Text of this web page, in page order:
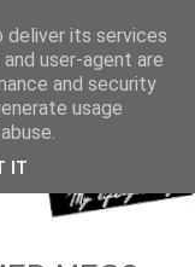
deliver its services
user-agent are
and security
usage
IT